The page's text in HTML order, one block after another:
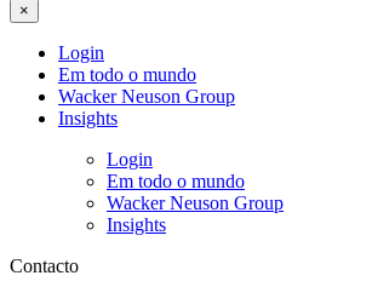
×
Login
Em todo o mundo
Wacker Neuson Group
Insights
Login
Em todo o mundo
Wacker Neuson Group
Insights
Contacto